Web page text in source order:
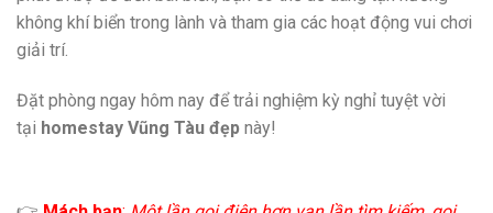
không khí biển trong lành và tham gia các hoạt động vui chơi
giải trí.
Đặt phòng ngay hôm nay để trải nghiệm kỳ nghỉ tuyệt vời
tại homestay Vũng Tàu đẹp này!